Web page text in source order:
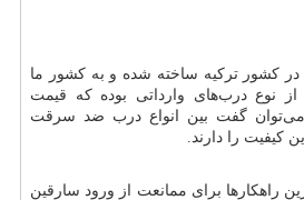
کشور ترکیه ساخته شده و به کشور ما
از نوع درب‌های وارداتی بوده که قیمت
می‌توان گفت بین انواع درب ضد سرقت
کیفیت را دارند.
راهکارها برای ممانعت از ورود سارقین